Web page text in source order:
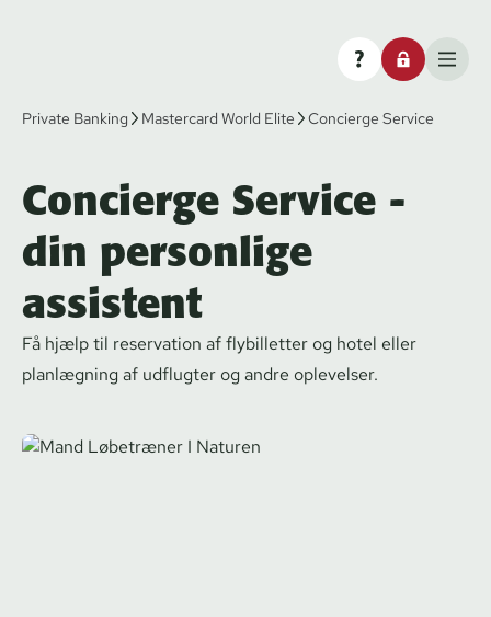
Private Banking Mastercard World Elite Concierge Service
Concierge Service -
din personlige
assistent
Få hjælp til reservation af flybilletter og hotel eller
planlægning af udflugter og andre oplevelser.